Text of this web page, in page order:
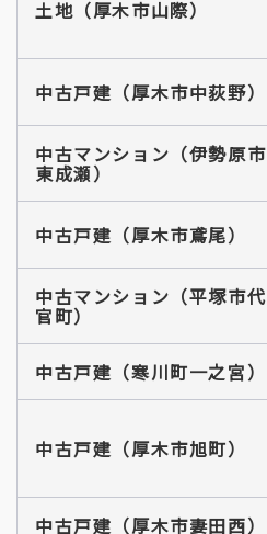
土地（厚木市山際）
中古戸建（厚木市中荻野）
中古マンション（伊勢原市
東成瀬）
中古戸建（厚木市鳶尾）
中古マンション（平塚市代
官町）
中古戸建（寒川町一之宮）
中古戸建（厚木市旭町）
中古戸建（厚木市妻田西）